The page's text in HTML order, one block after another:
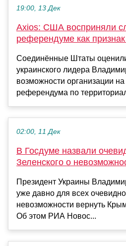
19:00, 13 Дек
Axios: США восприняли
референдуме как
Соединённые Штаты
украинского лидера
возможности организации
референдума по
02:00, 11 Дек
В Госдуме назвали
Зеленского о
Президент Украины
уже давно для всех
невозможности вернуть
Об этом РИА Новос...